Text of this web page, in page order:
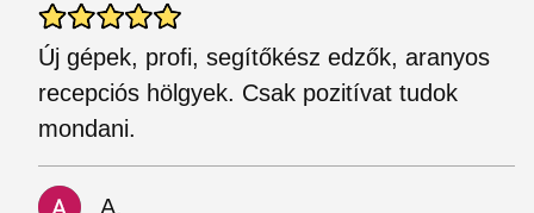
Új gépek, profi, segítőkész edzők, aranyos
recepciós hölgyek. Csak pozitívat tudok
mondani.
A.